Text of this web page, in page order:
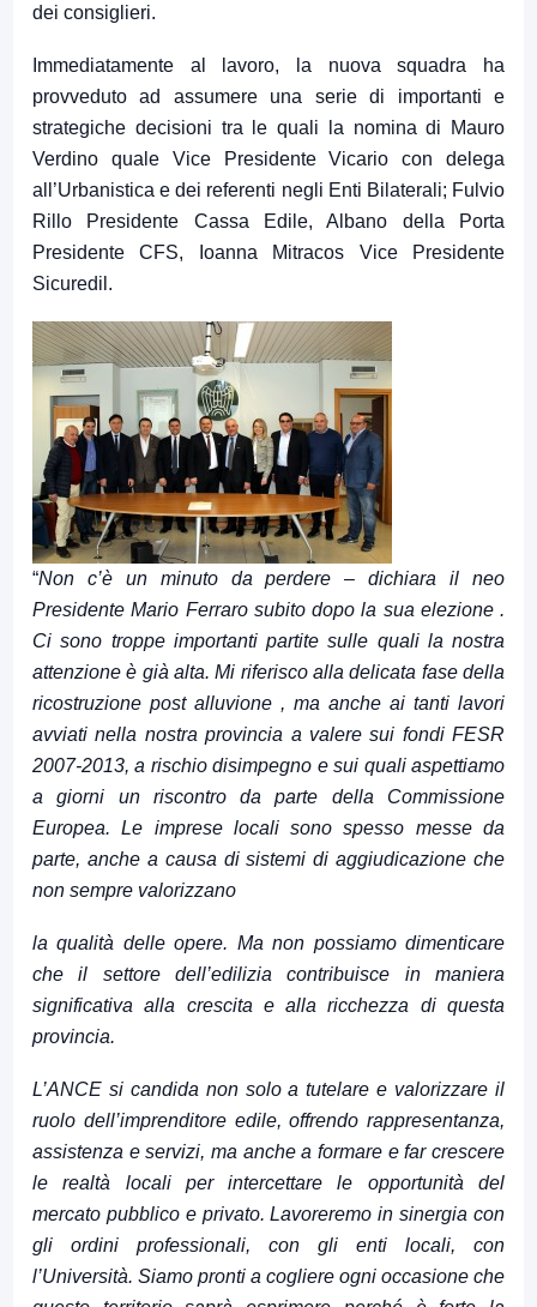
dei consiglieri.
Immediatamente al lavoro, la nuova squadra ha
provveduto ad assumere una serie di importanti e
strategiche decisioni tra le quali la nomina di Mauro
Verdino quale Vice Presidente Vicario con delega
all’Urbanistica e dei referenti negli Enti Bilaterali; Fulvio
Rillo Presidente Cassa Edile, Albano della Porta
Presidente CFS, Ioanna Mitracos Vice Presidente
Sicuredil.
“Non c’è un minuto da perdere –dichiara il neo
Presidente Mario Ferraro subito dopo la sua elezione.
Ci sono troppe importanti partite sulle quali la nostra
attenzione è già alta. Mi riferisco alla delicata fase della
ricostruzione post alluvione , ma anche ai tanti lavori
avviati nella nostra provincia a valere sui fondi FESR
2007-2013, a rischio disimpegno e sui quali aspettiamo
a giorni un riscontro da parte della Commissione
Europea. Le imprese locali sono spesso messe da
parte, anche a causa di sistemi di aggiudicazione che
non sempre valorizzano
la qualità delle opere. Ma non possiamo dimenticare
che il settore dell’edilizia contribuisce in maniera
significativa alla crescita e alla ricchezza di questa
provincia.
L’ANCE si candida non solo a tutelare e valorizzare il
ruolo dell’imprenditore edile, offrendo rappresentanza,
assistenza e servizi, ma anche a formare e far crescere
le realtà locali per intercettare le opportunità del
mercato pubblico e privato. Lavoreremo in sinergia con
gli ordini professionali, con gli enti locali, con
l’Università. Siamo pronti a cogliere ogni occasione che